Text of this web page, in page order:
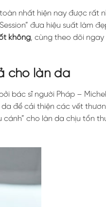
nhất hiện nay được rất
đưa hiệu suất làm
không, cùng theo dõi
cho làn da
bác sĩ người Pháp – Michel
để cải thiện các vết
cho làn da chịu tổn